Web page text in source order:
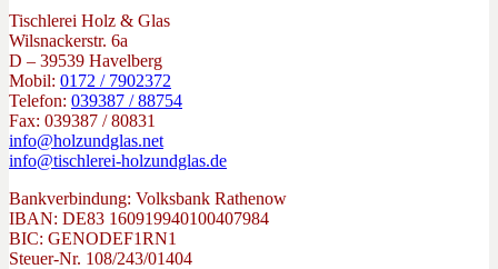
Tischlerei Holz & Glas
Wilsnackerstr. 6a
D – 39539 Havelberg
Mobil: 0172 / 7902372
Telefon: 039387 / 88754
Fax: 039387 / 80831
info@holzundglas.net
info@tischlerei-holzundglas.de
Bankverbindung: Volksbank Rathenow
IBAN: DE83 160919940100407984
BIC: GENODEF1RN1
Steuer-Nr. 108/243/01404